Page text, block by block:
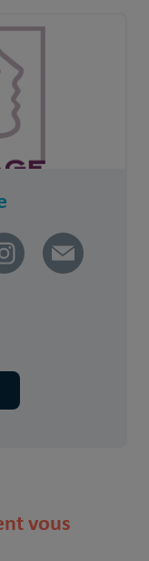
vous